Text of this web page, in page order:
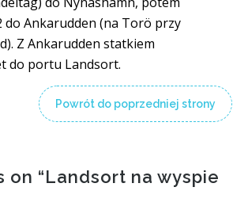
do Ankarudden (na Torö przy
Z Ankarudden statkiem
do portu Landsort.
Powrót do poprzedniej strony
on “Landsort na wyspie